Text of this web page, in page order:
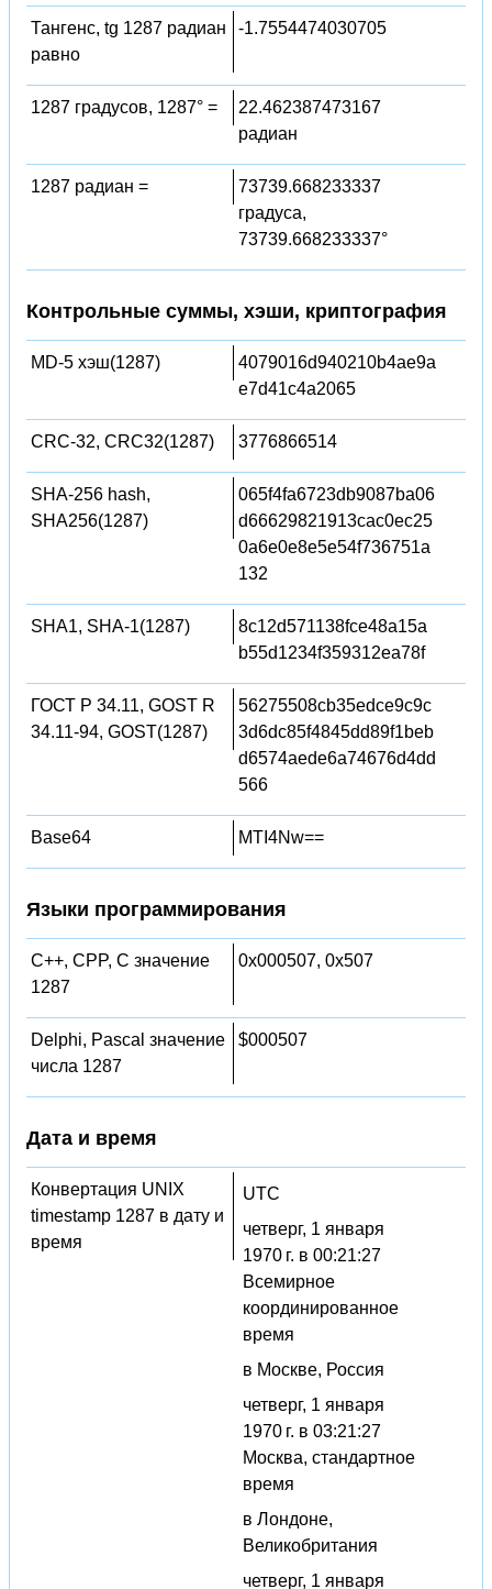
Тангенс, tg 1287 радиан
равно
-1.7554474030705
1287 градусов, 1287° =
22.462387473167
радиан
1287 радиан =
73739.668233337
градуса,
73739.668233337°
Контрольные суммы, хэши, криптография
MD-5 хэш(1287)
4079016d940210b4ae9a
e7d41c4a2065
CRC-32, CRC32(1287) 3776866514
SHA-256 hash,
SHA256(1287)
065f4fa6723db9087ba06
d66629821913cac0ec25
0a6e0e8e5e54f736751a
132
SHA1, SHA-1(1287)
8c12d571138fce48a15a
b55d1234f359312ea78f
ГОСТ Р 34.11, GOST R
34.11-94, GOST(1287)
56275508cb35edce9c9c
3d6dc85f4845dd89f1beb
d6574aede6a74676d4dd
566
Base64 MTI4Nw==
Языки программирования
C++, CPP, C значение
1287
0x000507, 0x507
Delphi, Pascal значение
числа 1287
$000507
Дата и время
Конвертация UNIX
timestamp 1287 в дату и
время
UTC
четверг, 1 января
1970 г. в 00:21:27
Всемирное
координированное
время
в Москве, Россия
четверг, 1 января
1970 г. в 03:21:27
Москва, стандартное
время
в Лондоне,
Великобритания
четверг, 1 января